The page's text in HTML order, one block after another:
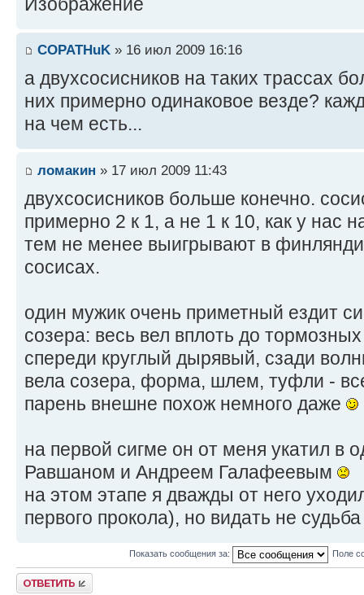
COPATHuK » 16 июл 2009 16:16
а двухсосисников на таких трассах
них примерно одинаковое везде?
на чем есть...
ломакин » 17 июл 2009 11:43
двухсосисников больше конечно.
примерно 2 к 1, а не 1 к 10, как у нас
тем не менее выигрывают в
сосисах.
один мужик очень приметный ездит
созера: весь вел вплоть до
спереди круглый дырявый, сзади
вела созера, форма, шлем, туфли -
парень внешне похож немного даже
на первой сигме он от меня укатил в
Равшаном и Андреем Галафеевым
на этом этапе я дважды от него
первого прокола), но видать не
Показать сообщения за: Поле
Ответить